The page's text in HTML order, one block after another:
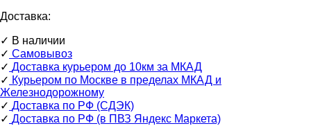
Доставка:
✓ В наличии
✓ Самовывоз
✓ Доставка курьером до 10км за МКАД
✓ Курьером по Москве в пределах МКАД и
Железнодорожному
✓ Доставка по РФ (СДЭК)
✓ Доставка по РФ (в ПВЗ Яндекс Маркета)